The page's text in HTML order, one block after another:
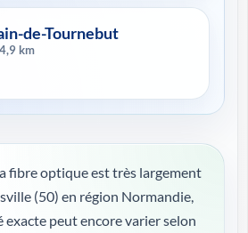
de-Tournebut
4,9 km
fibre optique est très largement
(50) en région Normandie,
exacte peut encore varier selon